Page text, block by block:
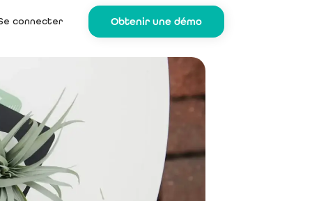
connecter Obtenir une démo